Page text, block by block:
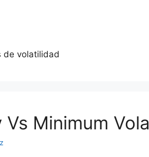
de volatilidad
Vs Minimum